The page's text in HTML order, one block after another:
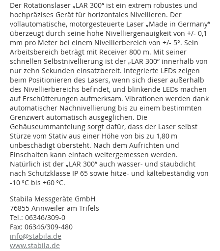
Der Rotationslaser „LAR 300“ ist ein extrem robustes und
hochpräzises Gerät für horizontales Nivellieren. Der
vollautomatische, motorgesteuerte Laser „Made in Germany“
überzeugt durch seine hohe Nivelliergenauigkeit von +/- 0,1
mm pro Meter bei einem Nivellierbereich von +/- 5°. Sein
Arbeitsbereich beträgt mit Receiver 800 m. Mit seiner
schnellen Selbstnivellierung ist der „LAR 300“ innerhalb von
nur zehn Sekunden einsatzbereit. Integrierte LEDs zeigen
beim Positionieren des Lasers, wenn sich dieser außerhalb
des Nivellierbereichs befindet, und blinkende LEDs machen
auf Erschütterungen aufmerksam. Vibrationen werden dank
automatischer Nachnivellierung bis zu einem bestimmten
Grenzwert automatisch ausgeglichen. Die
Gehäuseummantelung sorgt dafür, dass der Laser selbst
Stürze vom Stativ aus einer Höhe von bis zu 1,80 m
unbeschädigt übersteht. Nach dem Aufrichten und
Einschalten kann einfach weitergemessen werden.
Natürlich ist der „LAR 300“ auch wasser- und staubdicht
nach Schutzklasse IP 65 sowie hitze- und kältebeständig von
-10 °C bis +60 °C.
Stabila Messgeräte GmbH
76855 Annweiler am Trifels
Tel.: 06346/309-0
Fax: 06346/309-480
info@stabila.de
www.stabila.de